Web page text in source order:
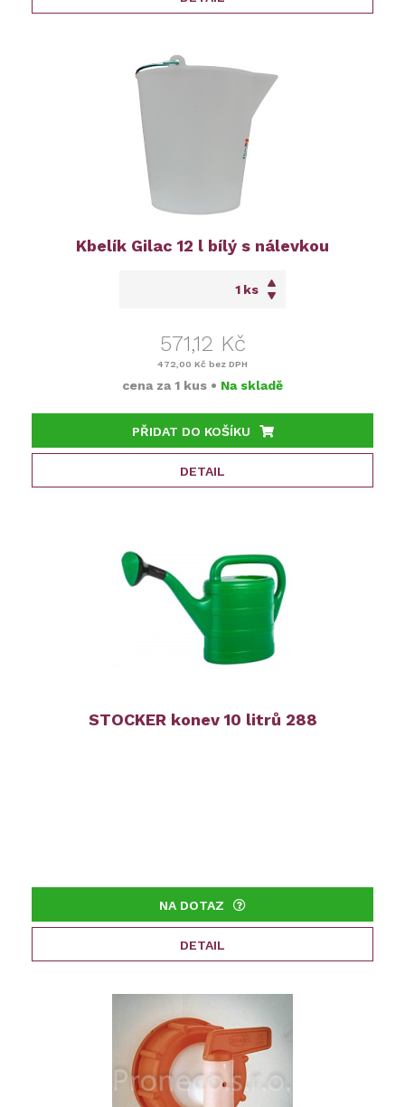
Kbelík Gilac 12 l bílý s nálevkou
ks
571,12 Kč
472,00 Kč bez DPH
cena za 1 kus • Na skladě
PŘIDAT DO KOŠÍKU
DETAIL
STOCKER konev 10 litrů 288
NA DOTAZ
DETAIL